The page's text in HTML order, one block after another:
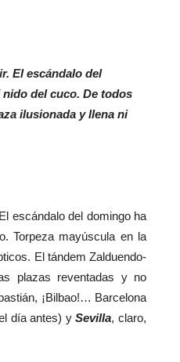
El escándalo del
del cuco. De todos
ilusionada y llena ni
escándalo del domingo ha
Torpeza mayúscula en la
El tándem Zalduendo-
plazas reventadas y no
¡Bilbao!… Barcelona
día antes) ySevilla, claro,